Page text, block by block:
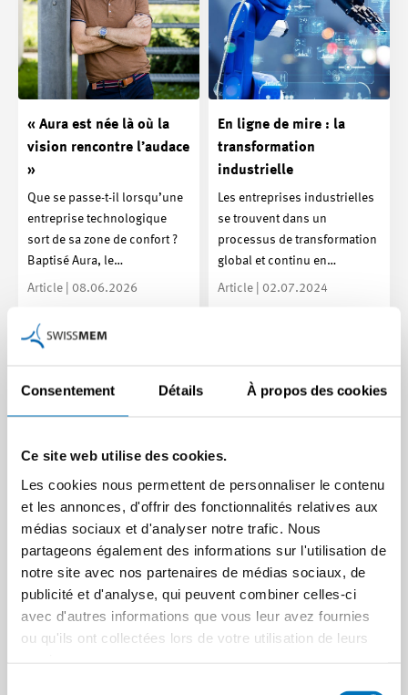
Consentement Détails À propos des cookies
Ce site web utilise des cookies.
Les cookies nous permettent de personnaliser le contenu
et les annonces, d'offrir des fonctionnalités relatives aux
médias sociaux et d'analyser notre trafic. Nous
partageons également des informations sur l'utilisation de
notre site avec nos partenaires de médias sociaux, de
publicité et d'analyse, qui peuvent combiner celles-ci
avec d'autres informations que vous leur avez fournies
ou qu'ils ont collectées lors de votre utilisation de leurs
« Aura est née là où la
vision rencontre l’audace
»
Que se passe-t-il lorsqu’une
entreprise technologique
sort de sa zone de confort ?
Baptisé Aura, le…
Article | 08.06.2026
En ligne de mire : la
transformation
industrielle
Les entreprises industrielles
se trouvent dans un
processus de transformation
global et continu en…
Article | 02.07.2024
Des avantages
concurrentiels durables
grâce à des stratégies
numériques ciblées
Boris Ricken, partenaire chez
eraneos Switzerland,
Comment aborder la
phase initiale de
l’innovation ?
Pour répondre à cette
question, l’Innovation
Booster Photonics propose